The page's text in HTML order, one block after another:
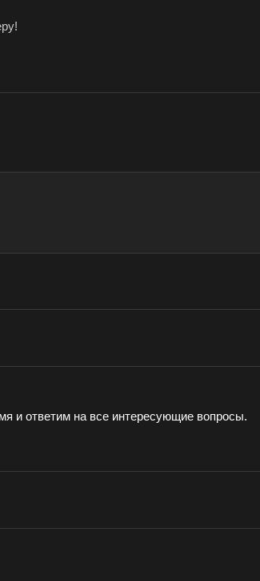
и ответим на все интересующие вопросы.